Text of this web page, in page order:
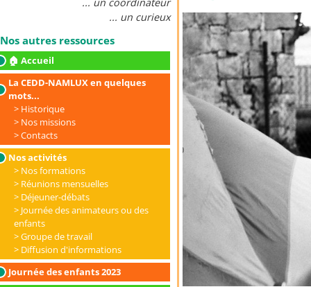
... un curieux
Nos autres ressources
🏠 Accueil
La CEDD-NAMLUX en quelques
mots...
Historique
Nos missions
Contacts
Nos activités
Nos formations
Réunions mensuelles
Déjeuner-débats
Journée des animateurs ou des
enfants
Groupe de travail
Diffusion d'informations
Journée des enfants 2023